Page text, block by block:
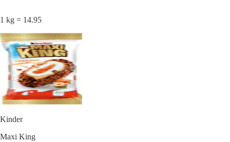
1 kg = 14.95
Kinder
Maxi King